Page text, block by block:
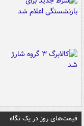
قیمت‌های روز در یک نگاه